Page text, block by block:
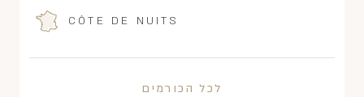
CÔTE DE NUITS
לכל הכורמים